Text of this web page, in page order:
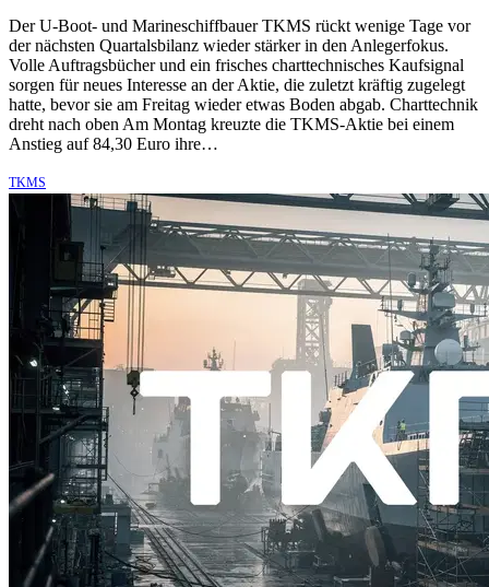
Der U-Boot- und Marineschiffbauer TKMS rückt wenige Tage vor
der nächsten Quartalsbilanz wieder stärker in den Anlegerfokus.
Volle Auftragsbücher und ein frisches charttechnisches Kaufsignal
sorgen für neues Interesse an der Aktie, die zuletzt kräftig zugelegt
hatte, bevor sie am Freitag wieder etwas Boden abgab. Charttechnik
dreht nach oben Am Montag kreuzte die TKMS-Aktie bei einem
Anstieg auf 84,30 Euro ihre…
TKMS